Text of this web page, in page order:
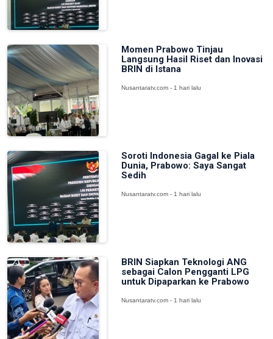
Momen Prabowo Tinjau
Langsung Hasil Riset dan Inovasi
BRIN di Istana
Nusantaratv.com - 1 hari lalu
Soroti Indonesia Gagal ke Piala
Dunia, Prabowo: Saya Sangat
Sedih
Nusantaratv.com - 1 hari lalu
BRIN Siapkan Teknologi ANG
sebagai Calon Pengganti LPG
untuk Dipaparkan ke Prabowo
Nusantaratv.com - 1 hari lalu